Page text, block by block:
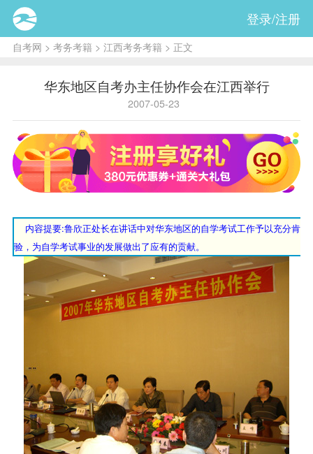
登录/注册
自考网 > 考务考籍 > 江西考务考籍 > 正文
华东地区自考办主任协作会在江西举行
2007-05-23
内容提要:鲁欣正处长在讲话中对华东地区的自学考试工作予以充分肯
验，为自学考试事业的发展做出了应有的贡献。